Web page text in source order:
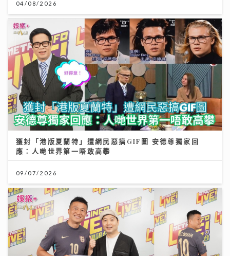
04/08/2026
獲封「港版夏蘭特」遭網民惡搞GIF圖 安德尊獨家回
應：人哋世界第一唔敢高攀
09/07/2026